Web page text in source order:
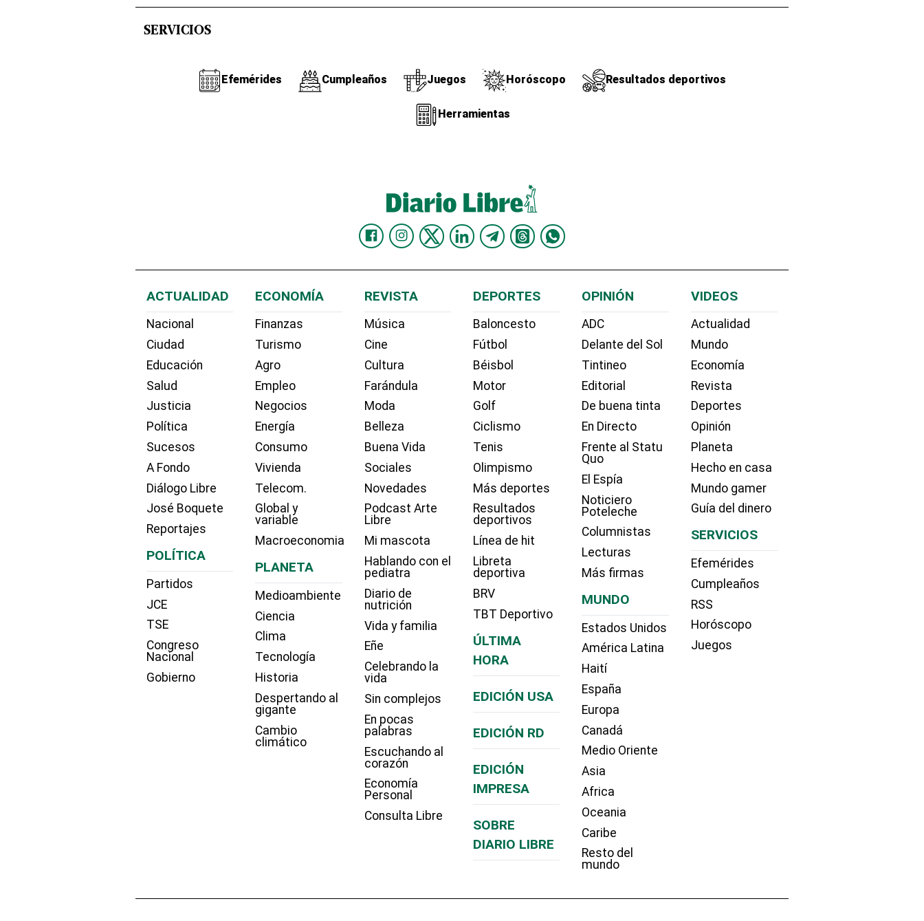
SERVICIOS
Efemérides Cumpleaños Juegos Horóscopo Resultados deportivos
Herramientas
ACTUALIDAD
Nacional
Ciudad
Educación
Salud
Justicia
Política
Sucesos
A Fondo
Diálogo Libre
José Boquete
Reportajes
POLÍTICA
Partidos
JCE
TSE
Congreso
Nacional
Gobierno
ECONOMÍA
Finanzas
Turismo
Agro
Empleo
Negocios
Energía
Consumo
Vivienda
Telecom.
Global y
variable
Macroeconomia
PLANETA
Medioambiente
Ciencia
Clima
Tecnología
Historia
Despertando al
gigante
Cambio
climático
REVISTA
Música
Cine
Cultura
Farándula
Moda
Belleza
Buena Vida
Sociales
Novedades
Podcast Arte
Libre
Mi mascota
Hablando con el
pediatra
Diario de
nutrición
Vida y familia
Eñe
Celebrando la
vida
Sin complejos
En pocas
palabras
Escuchando al
corazón
Economía
Personal
Consulta Libre
DEPORTES
Baloncesto
Fútbol
Béisbol
Motor
Golf
Ciclismo
Tenis
Olimpismo
Más deportes
Resultados
deportivos
Línea de hit
Libreta
deportiva
BRV
TBT Deportivo
ÚLTIMA
HORA
EDICIÓN USA
EDICIÓN RD
EDICIÓN
IMPRESA
SOBRE
DIARIO LIBRE
OPINIÓN
ADC
Delante del Sol
Tintineo
Editorial
De buena tinta
En Directo
Frente al Statu
Quo
El Espía
Noticiero
Poteleche
Columnistas
Lecturas
Más firmas
MUNDO
Estados Unidos
América Latina
Haití
España
Europa
Canadá
Medio Oriente
Asia
Africa
Oceania
Caribe
Resto del
mundo
VIDEOS
Actualidad
Mundo
Economía
Revista
Deportes
Opinión
Planeta
Hecho en casa
Mundo gamer
Guía del dinero
SERVICIOS
Efemérides
Cumpleaños
RSS
Horóscopo
Juegos